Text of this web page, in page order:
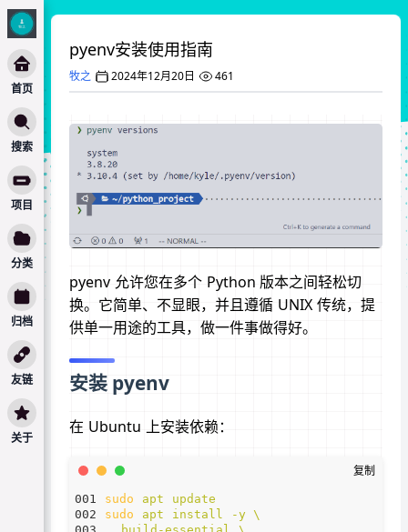
首页
搜索
项目
分类
归档
友链
关于
pyenv安装使用指南
牧之 2024年12月20日 461
pyenv 允许您在多个 Python 版本之间轻松切
换。它简单、不显眼，并且遵循 UNIX 传统，提
供单一用途的工具，做一件事做得好。
安装 pyenv
在 Ubuntu 上安装依赖：
sudo
apt update
sudo